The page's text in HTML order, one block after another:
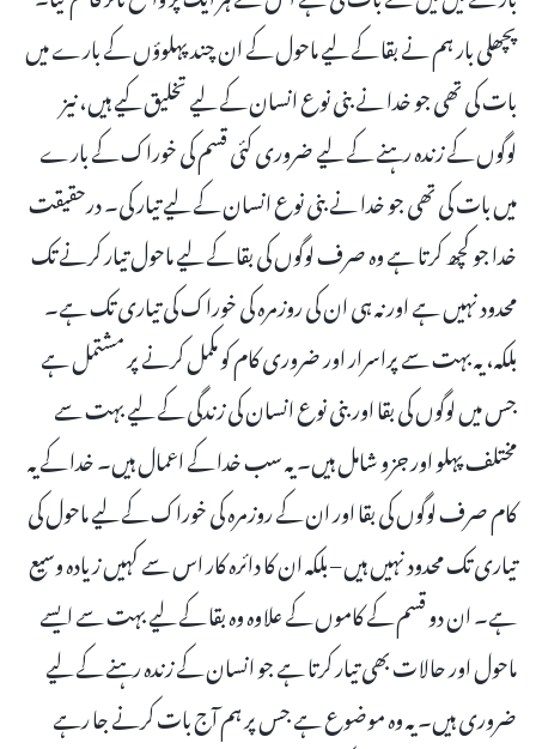
پچھلی بار ہم نے بقا کے لیے ماحول کے ان چند پہلوؤں کے بارے میں
بات کی تھی جو خدا نے بنی نوع انسان کے لیے تخلیق کیے ہیں، نیز
لوگوں کے زندہ رہنے کے لیے ضروری کئی قسم کی خوراک کے بارے
میں بات کی تھی جو خدا نے بنی نوع انسان کے لیے تیار کی۔ درحقیقت
خدا جو کچھ کرتا ہے وہ صرف لوگوں کی بقا کے لیے ماحول تیار کرنے تک
محدود نہیں ہے اور نہ ہی ان کی روزمرہ کی خوراک کی تیاری تک ہے۔
بلکہ، یہ بہت سے پراسرار اور ضروری کام کو مکمل کرنے پر مشتمل ہے
جس میں لوگوں کی بقا اور بنی نوع انسان کی زندگی کے لیے بہت سے
مختلف پہلو اور جزو شامل ہیں۔ یہ سب خدا کے اعمال ہیں۔ خدا کے یہ
کام صرف لوگوں کی بقا اور ان کے روزمرہ کی خوراک کے لیے ماحول کی
تیاری تک محدود نہیں ہیں – بلکہ ان کا دائرہ کار اس سے کہیں زیادہ وسیع
ہے۔ ان دو قسم کے کاموں کے علاوہ وہ بقا کے لیے بہت سے ایسے
ماحول اور حالات بھی تیار کرتا ہے جو انسان کے زندہ رہنے کے لیے
ضروری ہیں۔ یہ وہ موضوع ہے جس پر ہم آج بات کرنے جا رہے